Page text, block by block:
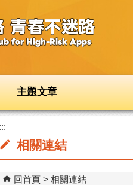
主題文章
:::
相關連結
回首頁 相關連結